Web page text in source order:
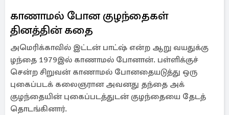
காணாமல் போன குழந்தைகள்
தினத்தின் கதை
அமெரிக்காவில் இட்டன் பாட்ஷ் என்ற ஆறு வயதுக்கு
ழந்தை 1979இல் காணாமல் போனான். பள்ளிக்குச்
சென்ற சிறுவன் காணாமல் போனதையடுத்து ஒரு
புகைப்படக் கலைஞரான அவனது தந்தை அக்
குழந்தையின் புகைப்படத்துடன் குழந்தையை தேடத்
தொடங்கினார்.